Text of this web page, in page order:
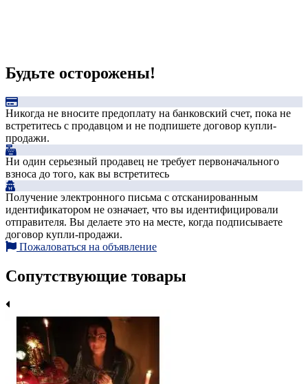
Будьте осторожены!
Никогда не вносите предоплату на банковский счет, пока не
встретитесь с продавцом и не подпишете договор купли-
продажи.
Ни один серьезный продавец не требует первоначального
взноса до того, как вы встретитесь
Получение электронного письма с отсканированным
идентификатором не означает, что вы идентифицировали
отправителя. Вы делаете это на месте, когда подписываете
договор купли-продажи.
Пожаловаться на объявление
Сопутствующие товары